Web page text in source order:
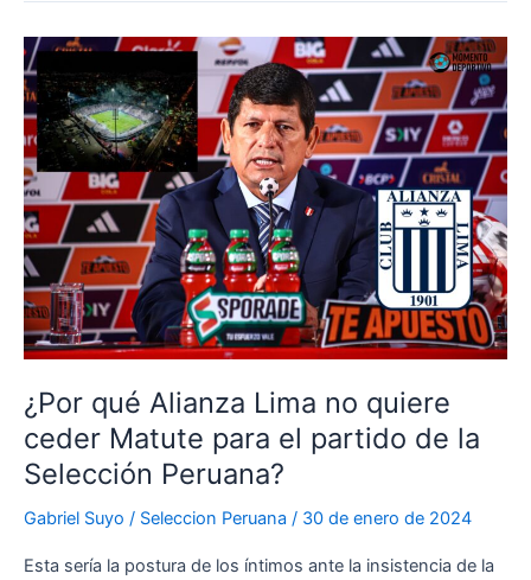
Conoce
la
fecha
en
la
que
estaría
listo
Matute
para
poder
albergar
de
nuevo
un
partido
de
Lima
¿Por qué Alianza Lima no quiere
ceder Matute para el partido de la
Selección Peruana?
Gabriel Suyo / Seleccion Peruana / 30 de enero de 2024
Esta sería la postura de los íntimos ante la insistencia de la